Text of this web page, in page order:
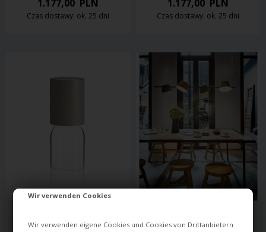
Wir verwenden Cookies
Wir verwenden eigene Cookies und Cookies von Drittanbietern
1.177,00 PLN
Czas dostawy: ok. 25 dni
1.177,00 PLN
Czas dostawy: ok. 25 dni
STOŁOWA / LAMPA NA CZARNA